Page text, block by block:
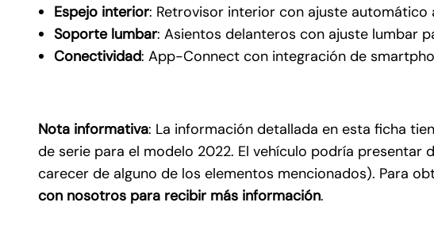
Información básica sobre
1. Responsable: Efficiency
2. Finalidad: Gestionar su
3. Derechos: puede
Espejo interior: Retrovisor interior con ajuste
Soporte lumbar: Asientos delanteros con ajuste lumbar
Conectividad: App-Connect con integración de
Nota informativa: La información detallada en esta ficha
de serie para el modelo 2022. El vehículo podría
carecer de alguno de los elementos mencionados). Para
con nosotros para recibir más información.